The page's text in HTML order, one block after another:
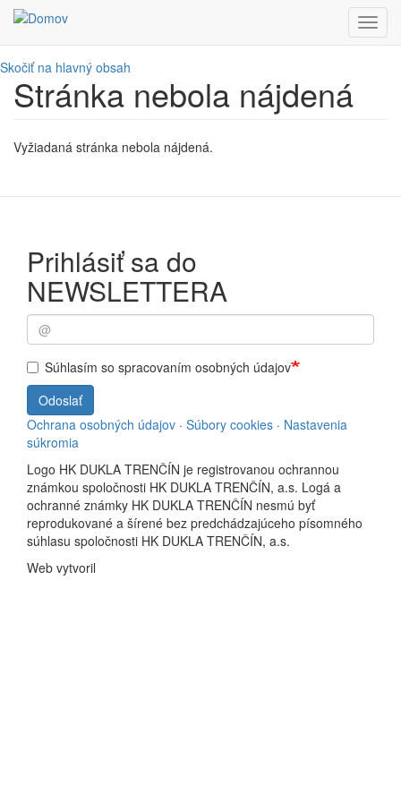
Skočiť na hlavný obsah
Stránka nebola nájdená
Vyžiadaná stránka nebola nájdená.
Prihlásiť sa do
NEWSLETTERA
Súhlasím so spracovaním osobných údajov
Odoslať
Ochrana osobných údajov · Súbory cookies · Nastavenia
súkromia
Logo HK DUKLA TRENČÍN je registrovanou ochrannou
známkou spoločnosti HK DUKLA TRENČÍN, a.s. Logá a
ochranné známky HK DUKLA TRENČÍN nesmú byť
reprodukované a šírené bez predchádzajúceho písomného
súhlasu spoločnosti HK DUKLA TRENČÍN, a.s.
Web vytvoril